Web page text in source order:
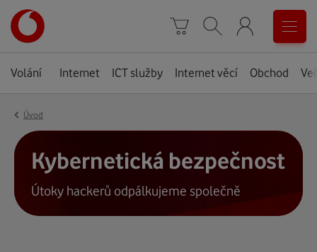
stránka
Košík Vyhledávání Menu
Volání Internet ICT služby Internet věcí Obchod
‹ Úvod
Kybernetická bezpečnost
Útoky hackerů odpálkujeme společně